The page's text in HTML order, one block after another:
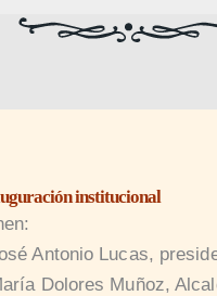
institucional
Antonio Lucas,
Dolores Muñoz,